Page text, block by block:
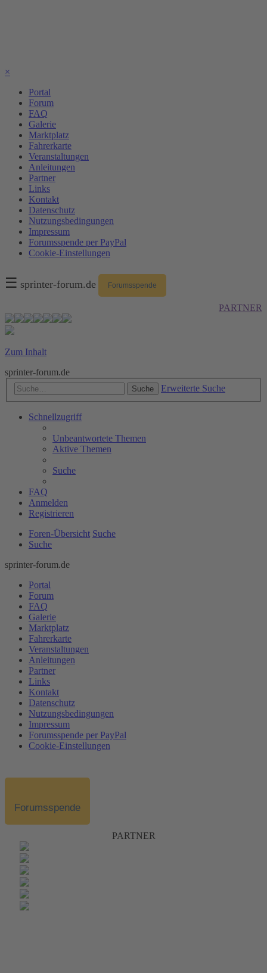
×
Portal
Forum
FAQ
Galerie
Marktplatz
Fahrerkarte
Veranstaltungen
Anleitungen
Partner
Links
Kontakt
Datenschutz
Nutzungsbedingungen
Impressum
Forumsspende per PayPal
Cookie-Einstellungen
☰ sprinter-forum.de Forumsspende
PARTNER
Zum Inhalt
sprinter-forum.de
Suche Erweiterte Suche
Schnellzugriff
Unbeantwortete Themen
Aktive Themen
Suche
FAQ
Anmelden
Registrieren
Foren-Übersicht Suche
Suche
sprinter-forum.de
Portal
Forum
FAQ
Galerie
Marktplatz
Fahrerkarte
Veranstaltungen
Anleitungen
Partner
Links
Kontakt
Datenschutz
Nutzungsbedingungen
Impressum
Forumsspende per PayPal
Cookie-Einstellungen
Forumsspende
PARTNER